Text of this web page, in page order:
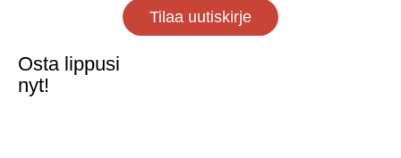
Tilaa uutiskirje
Osta lippusi
nyt!